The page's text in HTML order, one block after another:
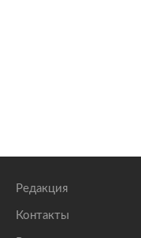
Редакция
Контакты